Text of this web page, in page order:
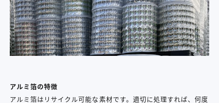
アルミ箔の特徴
アルミ箔はリサイクル可能な素材です。適切に処理すれば、何度